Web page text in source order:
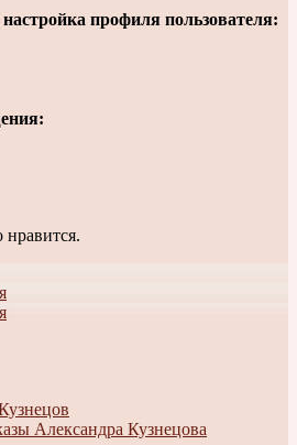
профиля пользователя:
нравится.
Александра Кузнецова